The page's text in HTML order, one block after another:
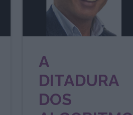
A
DITADURA
DOS